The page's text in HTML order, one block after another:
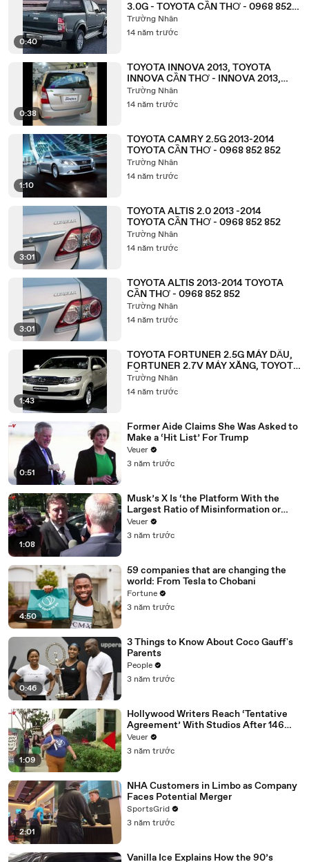
0:40
3.0G - TOYOTA CẦN THƠ - 0968 852
862
Trường Nhân
14 năm trước
0:38
TOYOTA INNOVA 2013, TOYOTA
INNOVA CẦN THƠ - INNOVA 2013,
0968 852 852
Trường Nhân
14 năm trước
1:10
TOYOTA CAMRY 2.5G 2013-2014
TOYOTA CẦN THƠ - 0968 852 852
Trường Nhân
14 năm trước
3:01
TOYOTA ALTIS 2.0 2013 -2014
TOYOTA CẦN THƠ - 0968 852 852
Trường Nhân
14 năm trước
3:01
TOYOTA ALTIS 2013-2014 TOYOTA
CẦN THƠ - 0968 852 852
Trường Nhân
14 năm trước
1:43
TOYOTA FORTUNER 2.5G MÁY DẦU,
FORTUNER 2.7V MÁY XĂNG, TOYOTA
CẦN THƠ - 0968 852 852
Trường Nhân
14 năm trước
0:51
Former Aide Claims She Was Asked to
Make a ‘Hit List’ For Trump
Veuer
3 năm trước
1:08
Musk’s X Is ‘the Platform With the
Largest Ratio of Misinformation or
Disinformation’ Amongst All Social
Media Platforms
Veuer
3 năm trước
4:50
59 companies that are changing the
world: From Tesla to Chobani
Fortune
3 năm trước
0:46
3 Things to Know About Coco Gauff's
Parents
People
3 năm trước
1:09
Hollywood Writers Reach ‘Tentative
Agreement’ With Studios After 146
Day Strike
Veuer
3 năm trước
2:01
NHA Customers in Limbo as Company
Faces Potential Merger
SportsGrid
3 năm trước
Vanilla Ice Explains How the 90’s